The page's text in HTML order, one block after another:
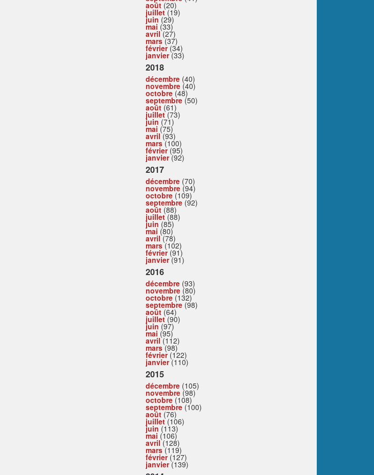
août (20)
juillet(19)
juin (29)
mai (33)
avril(27)
mars(37)
février(34)
janvier(33)
2018
décembre (40)
novembre (40)
octobre (48)
septembre (50)
août (61)
juillet(73)
juin (71)
mai (75)
avril(93)
mars(100)
février(95)
janvier(92)
2017
décembre (70)
novembre (94)
octobre (109)
septembre (92)
août (88)
juillet(88)
juin (85)
mai (80)
avril(78)
mars(102)
février(91)
janvier(91)
2016
décembre (93)
novembre (80)
octobre (132)
septembre (98)
août (64)
juillet(90)
juin (97)
mai (95)
avril(112)
mars(98)
février(122)
janvier(110)
2015
décembre (105)
novembre (98)
octobre (108)
septembre (100)
août (76)
juillet(106)
juin (113)
mai (106)
avril(128)
mars(119)
février(127)
janvier(139)